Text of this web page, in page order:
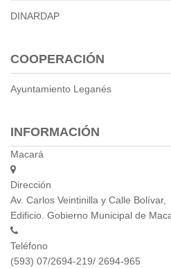
DINARDAP
COOPERACIÓN
Ayuntamiento Leganés
INFORMACIÓN
Macará
Dirección
Av. Carlos Veintinilla y Calle Bolívar,
Edificio. Gobierno Municipal de
Teléfono
(593) 07/2694-219/ 2694-965